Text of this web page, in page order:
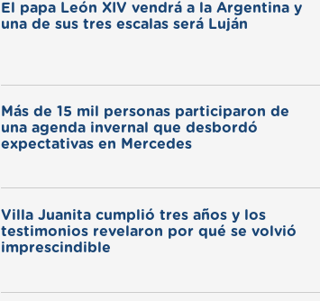
El papa León XIV vendrá a la Argentina y
una de sus tres escalas será Luján
Más de 15 mil personas participaron de
una agenda invernal que desbordó
expectativas en Mercedes
Villa Juanita cumplió tres años y los
testimonios revelaron por qué se volvió
imprescindible